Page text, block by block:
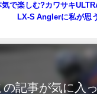
で楽しむ?カワサキ
LX-S Anglerに私が思
の記事が気に入